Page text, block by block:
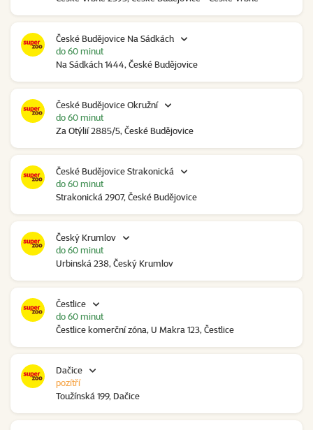
České Budějovice Na Sádkách
Na Sádkách 1444, České Budějovice
do 60 minut
České Budějovice Okružní
Za Otýlií 2885/5, České Budějovice
do 60 minut
České Budějovice Strakonická
Strakonická 2907, České Budějovice
do 60 minut
Český Krumlov
Urbinská 238, Český Krumlov
do 60 minut
Čestlice
Čestlice komerční zóna, U Makra 123, Čestlice
do 60 minut
Dačice
Toužínská 199, Dačice
pozítří